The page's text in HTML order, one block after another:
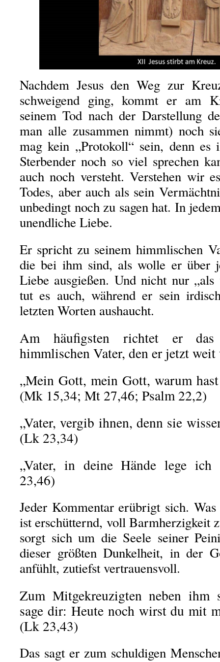
Nachdem Jesus den Weg zur
schweigend ging, kommt er am
seinem Tod nach der Darstellung
man alle zusammen nimmt) noch
mag kein „Protokoll“ sein, denn
Sterbender noch so viel sprechen
auch noch versteht. Verstehen wir
Todes, aber auch als sein
unbedingt noch zu sagen hat. In
unendliche Liebe.
Er spricht zu seinem himmlischen
die bei ihm sind, als wolle er über
Liebe ausgießen. Und nicht nur
tut es auch, während er sein
letzten Worten aushaucht.
Am häufigsten richtet er
himmlischen Vater, den er jetzt
„Mein Gott, mein Gott, warum
(Mk 15,34; Mt 27,46; Psalm 22,2)
„Vater, vergib ihnen, denn sie
(Lk 23,34)
„Vater, in deine Hände lege ich
23,46)
Jeder Kommentar erübrigt sich.
ist erschütternd, voll Barmherzigkeit
sorgt sich um die Seele seiner
dieser größten Dunkelheit, in der
anfühlt, zutiefst vertrauensvoll.
Zum Mitgekreuzigten neben ihm
sage dir: Heute noch wirst du mit
(Lk 23,43)
Das sagt er zum schuldigen